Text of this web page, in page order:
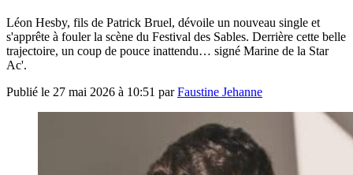
Léon Hesby, fils de Patrick Bruel, dévoile un nouveau single et
s'apprête à fouler la scène du Festival des Sables. Derrière cette belle
trajectoire, un coup de pouce inattendu… signé Marine de la Star
Ac'.
Publié le 27 mai 2026 à 10:51 parFaustine Jehanne